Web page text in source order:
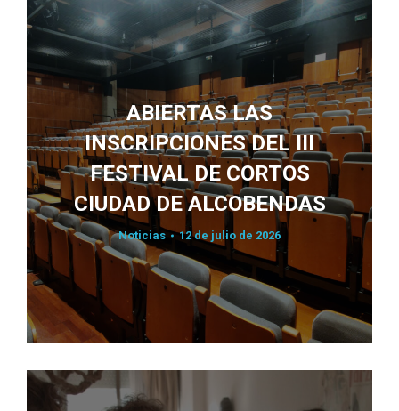
ABIERTAS LAS
INSCRIPCIONES DEL III
FESTIVAL DE CORTOS
CIUDAD DE ALCOBENDAS
Noticias 12 de julio de 2026